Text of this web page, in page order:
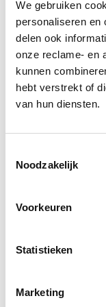
We gebruiken
personaliseren en
delen ook
onze reclame- en
kunnen
hebt verstrekt of
van hun diensten.
Noodzakelijk
Voorkeuren
Statistieken
Marketing
Ga naar het
Word ook